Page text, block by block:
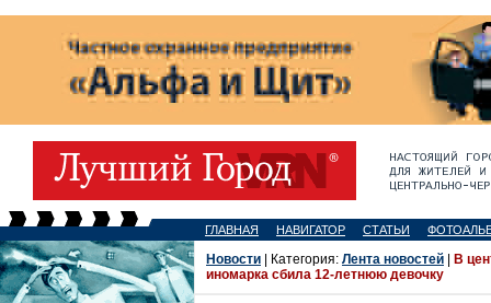
ГЛАВНАЯ НАВИГАТОР СТАТЬИ
Новости | Категория: Лента новостей
В
иномарка сбила 12-летнюю девочку